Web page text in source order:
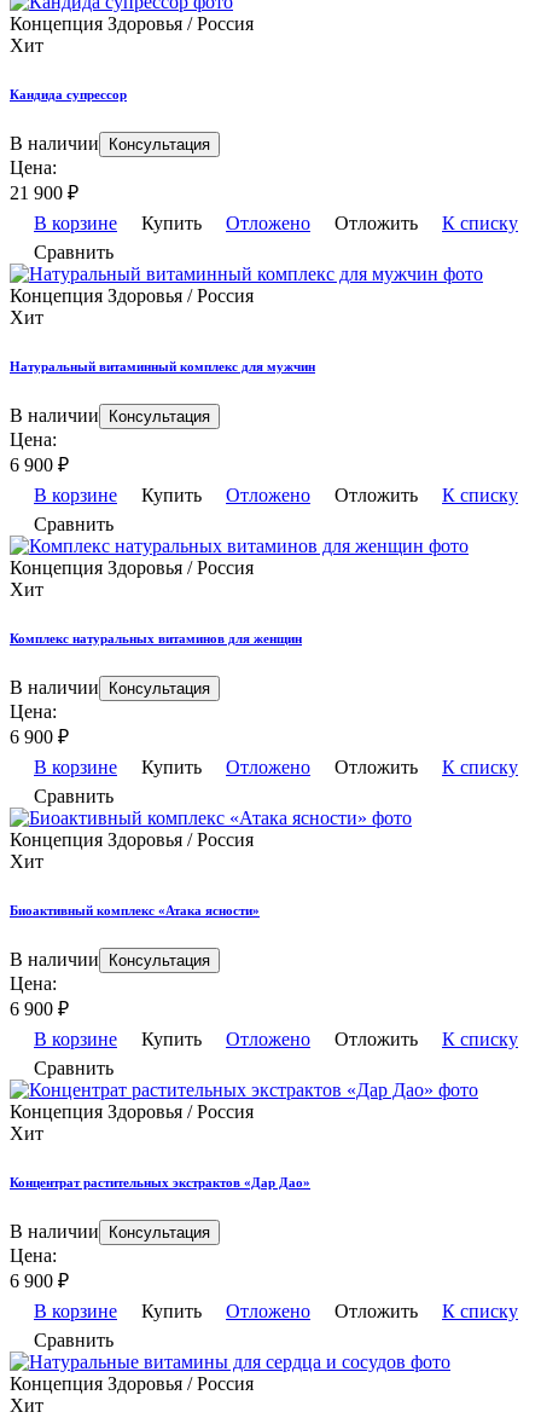
Концепция Здоровья / Россия
Хит
Кандида супрессор
В наличии Консультация
Цена:
21 900 ₽
В корзине
Купить Отложено Отложить
К списку
Сравнить
Концепция Здоровья / Россия
Хит
Натуральный витаминный комплекс для мужчин
В наличии Консультация
Цена:
6 900 ₽
В корзине
Купить Отложено Отложить
К списку
Сравнить
Концепция Здоровья / Россия
Хит
Комплекс натуральных витаминов для женщин
В наличии Консультация
Цена:
6 900 ₽
В корзине
Купить Отложено Отложить
К списку
Сравнить
Концепция Здоровья / Россия
Хит
Биоактивный комплекс «Атака ясности»
В наличии Консультация
Цена:
6 900 ₽
В корзине
Купить Отложено Отложить
К списку
Сравнить
Концепция Здоровья / Россия
Хит
Концентрат растительных экстрактов «Дар Дао»
В наличии Консультация
Цена:
6 900 ₽
В корзине
Купить Отложено Отложить
К списку
Сравнить
Концепция Здоровья / Россия
Хит